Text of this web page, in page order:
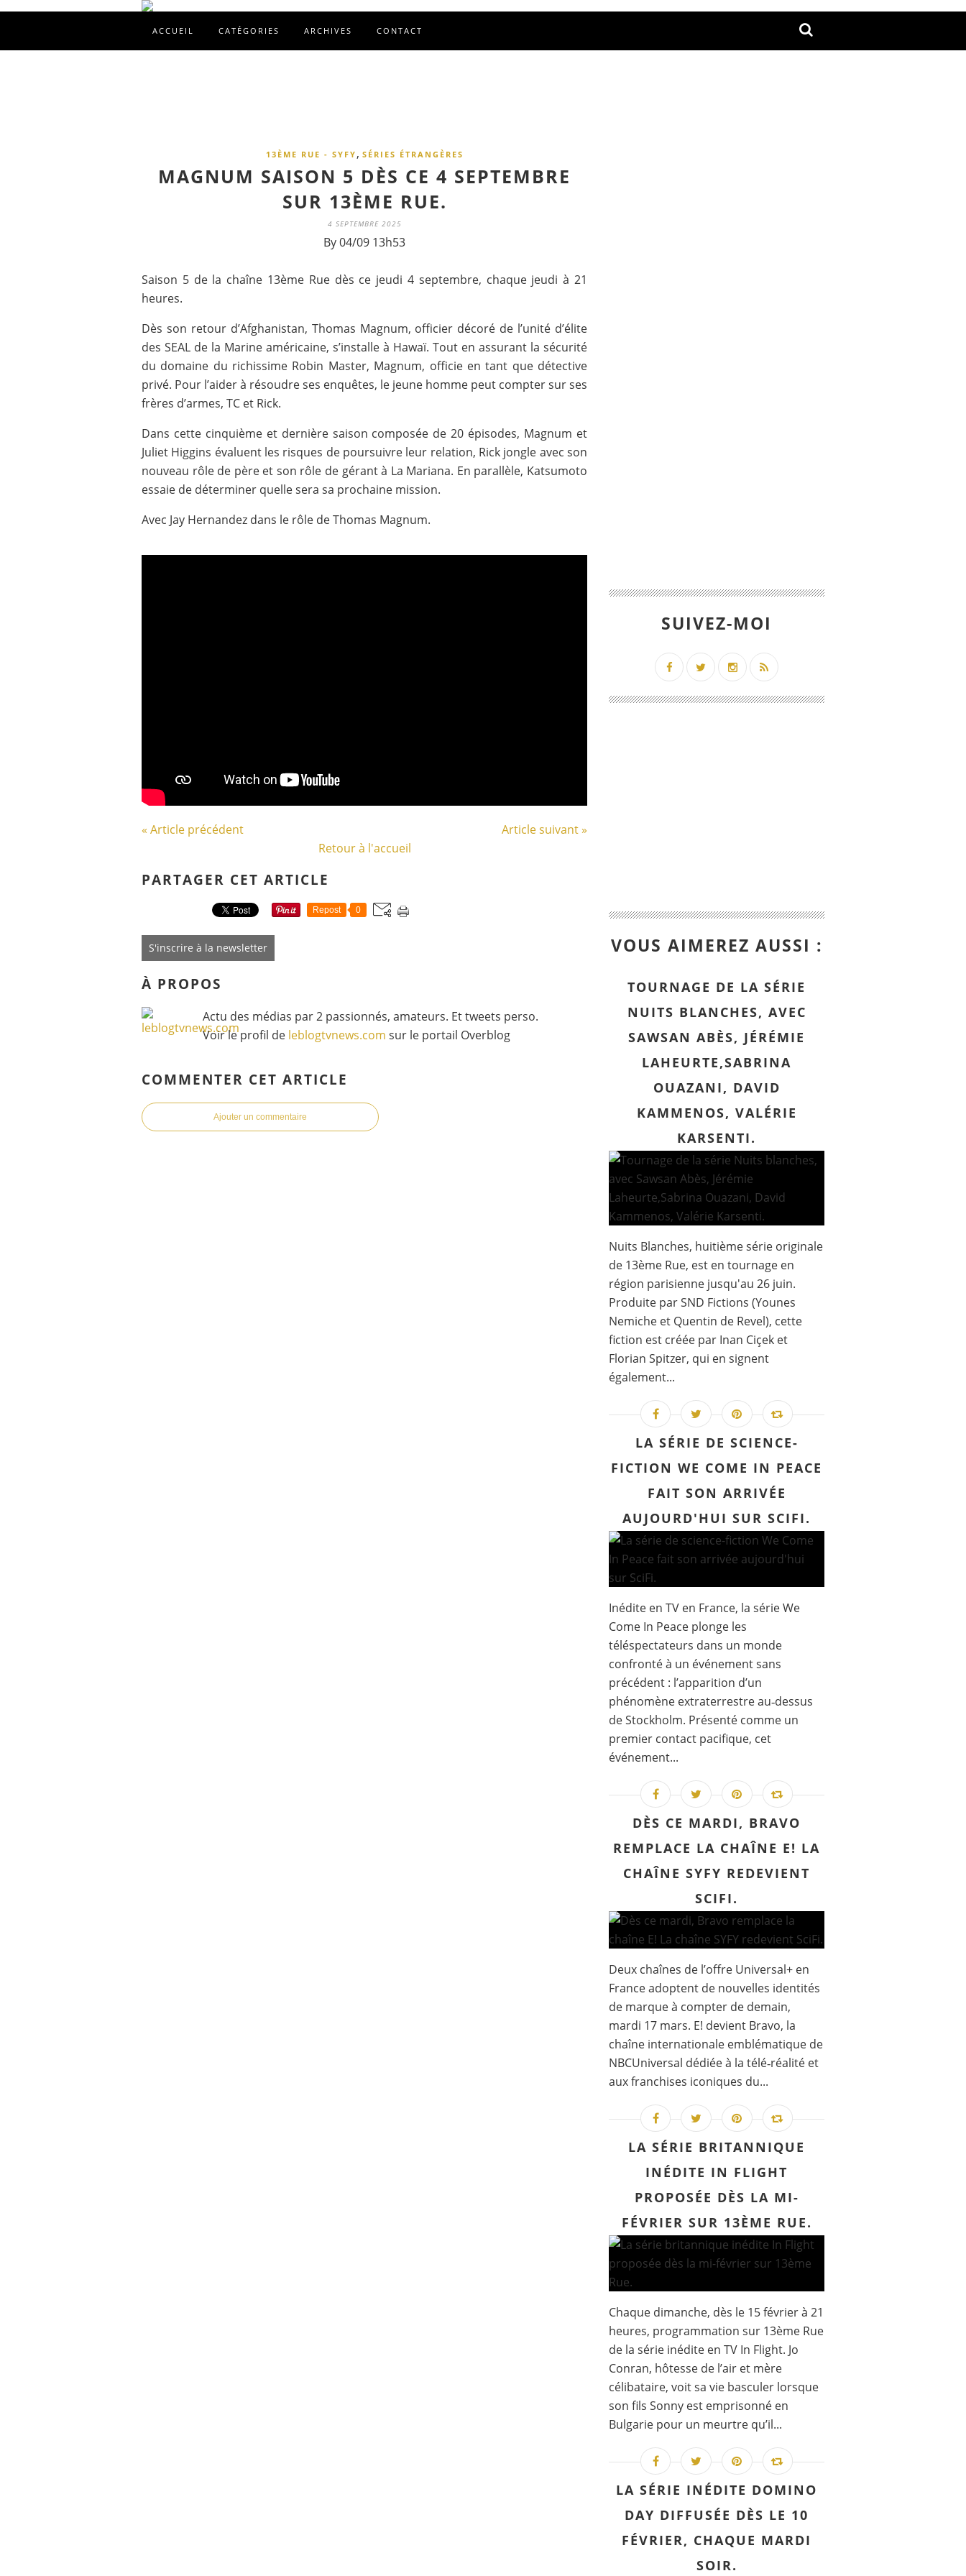
ACCUEIL CATÉGORIES ARCHIVES CONTACT
13ÈME RUE - SYFY , SÉRIES ÉTRANGÈRES
MAGNUM SAISON 5 DÈS CE 4 SEPTEMBRE
SUR 13ÈME RUE.
4 SEPTEMBRE 2025
By 04/09 13h53
Saison 5 de la chaîne 13ème Rue dès ce jeudi 4 septembre, chaque jeudi à 21
heures.
Dès son retour d’Afghanistan, Thomas Magnum, officier décoré de l’unité d’élite
des SEAL de la Marine américaine, s’installe à Hawaï. Tout en assurant la sécurité
du domaine du richissime Robin Master, Magnum, officie en tant que détective
privé. Pour l’aider à résoudre ses enquêtes, le jeune homme peut compter sur ses
frères d’armes, TC et Rick.
Dans cette cinquième et dernière saison composée de 20 épisodes, Magnum et
Juliet Higgins évaluent les risques de poursuivre leur relation, Rick jongle avec son
nouveau rôle de père et son rôle de gérant à La Mariana. En parallèle, Katsumoto
essaie de déterminer quelle sera sa prochaine mission.
Avec Jay Hernandez dans le rôle de Thomas Magnum.
« Article précédent
Article suivant »
Retour à l'accueil
PARTAGER CET ARTICLE
Repost 0
S'inscrire à la newsletter
À PROPOS
Actu des médias par 2 passionnés, amateurs. Et tweets perso.
Voir le profil de leblogtvnews.com sur le portail Overblog
COMMENTER CET ARTICLE
Ajouter un commentaire
SUIVEZ-MOI
VOUS AIMEREZ AUSSI :
TOURNAGE DE LA SÉRIE
NUITS BLANCHES, AVEC
SAWSAN ABÈS, JÉRÉMIE
LAHEURTE,SABRINA
OUAZANI, DAVID
KAMMENOS, VALÉRIE
KARSENTI.
Nuits Blanches, huitième série originale
de 13ème Rue, est en tournage en
région parisienne jusqu'au 26 juin.
Produite par SND Fictions (Younes
Nemiche et Quentin de Revel), cette
fiction est créée par Inan Ciçek et
Florian Spitzer, qui en signent
également...
LA SÉRIE DE SCIENCE-
FICTION WE COME IN PEACE
FAIT SON ARRIVÉE
AUJOURD'HUI SUR SCIFI.
Inédite en TV en France, la série We
Come In Peace plonge les
téléspectateurs dans un monde
confronté à un événement sans
précédent : l’apparition d’un
phénomène extraterrestre au‑dessus
de Stockholm. Présenté comme un
premier contact pacifique, cet
événement...
DÈS CE MARDI, BRAVO
REMPLACE LA CHAÎNE E! LA
CHAÎNE SYFY REDEVIENT
SCIFI.
Deux chaînes de l’offre Universal+ en
France adoptent de nouvelles identités
de marque à compter de demain,
mardi 17 mars. E! devient Bravo, la
chaîne internationale emblématique de
NBCUniversal dédiée à la télé‑réalité et
aux franchises iconiques du...
LA SÉRIE BRITANNIQUE
INÉDITE IN FLIGHT
PROPOSÉE DÈS LA MI-
FÉVRIER SUR 13ÈME RUE.
Chaque dimanche, dès le 15 février à 21
heures, programmation sur 13ème Rue
de la série inédite en TV In Flight. Jo
Conran, hôtesse de l’air et mère
célibataire, voit sa vie basculer lorsque
son fils Sonny est emprisonné en
Bulgarie pour un meurtre qu’il...
LA SÉRIE INÉDITE DOMINO
DAY DIFFUSÉE DÈS LE 10
FÉVRIER, CHAQUE MARDI
SOIR.